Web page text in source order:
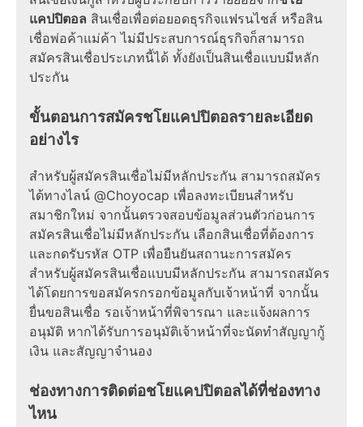
แคปปิตอล สินเชื่อเพื่อต่อยอดธุรกิจแฟรนไชส์ หรือสิน
เชื่อพ่อค้าแม่ค้า ไม่มีประสบการณ์ธุรกิจก็สามารถ
สมัครสินเชื่อประเภทนี้ได้ ทั้งยังเป็นสินเชื่อแบบมีหลัก
ประกัน
ขั้นตอนการสมัครชโยแคปปิตอลรายละเอียด
อย่างไร
สำหรับผู้สมัครสินเชื่อไม่มีหลักประกัน สามารถสมัคร
ได้ทางไลน์ @Choyocap เพื่อลงทะเบียนสำหรับ
สมาชิกใหม่ จากนั้นตรวจสอบข้อมูลส่วนตัวก่อนการ
สมัครสินเชื่อไม่มีหลักประกัน เลือกสินเชื่อที่ต้องการ
และกดรับรหัส OTP เพื่อยืนยันสถานะการสมัคร
สำหรับผู้สมัครสินเชื่อแบบมีหลักประกัน สามารถสมัคร
ได้โดยการขอสมัครกรอกข้อมูลกับเจ้าหน้าที่ จากนั้น
ยื่นขอสินเชื่อ รอเจ้าหน้าที่พิจารณา และแจ้งผลการ
อนุมัติ หากได้รับการอนุมัติเจ้าหน้าที่จะนัดทำสัญญากู้
เงิน และสัญญาจำนอง
ช่องทางการติดต่อชโยแคปปิตอลได้ที่ช่องทาง
ไหน